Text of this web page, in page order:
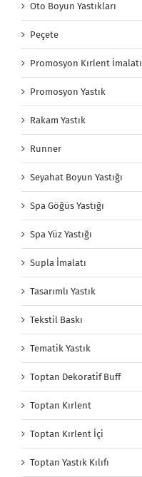
Oto Boyun Yastıkları
Peçete
Promosyon Kırlent İmalatı
Promosyon Yastık
Rakam Yastık
Runner
Seyahat Boyun Yastığı
Spa Göğüs Yastığı
Spa Yüz Yastığı
Supla İmalatı
Tasarımlı Yastık
Tekstil Baskı
Tematik Yastık
Toptan Dekoratif Buff
Toptan Kırlent
Toptan Kırlent İçi
Toptan Yastık Kılıfı